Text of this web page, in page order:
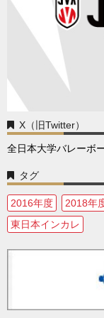
X（旧Twitter）
全日本大学バレーボ
タグ
2016年度 2018年
東日本インカレ